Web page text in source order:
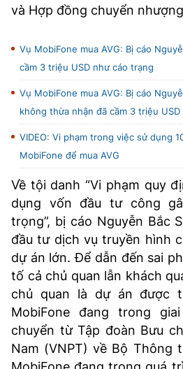
và Hợp đồng chuyển
Vụ MobiFone mua AVG: Bị cáo
cầm 3 triệu USD như cáo trạng
Vụ MobiFone mua AVG: Bị cáo
không thừa nhận đã cầm 3 triệu USD
VIDEO: Vi phạm trong việc sử dụng
MobiFone để mua AVG
Về tội danh “Vi phạm quy
dụng vốn đầu tư công
trọng”, bị cáo Nguyễn Bắc
đầu tư dịch vụ truyền hình
dự án lớn. Để dẫn đến sai
tố cả chủ quan lẫn khách
chủ quan là dự án được
MobiFone đang trong
chuyển từ Tập đoàn Bưu
Nam (VNPT) về Bộ Thông